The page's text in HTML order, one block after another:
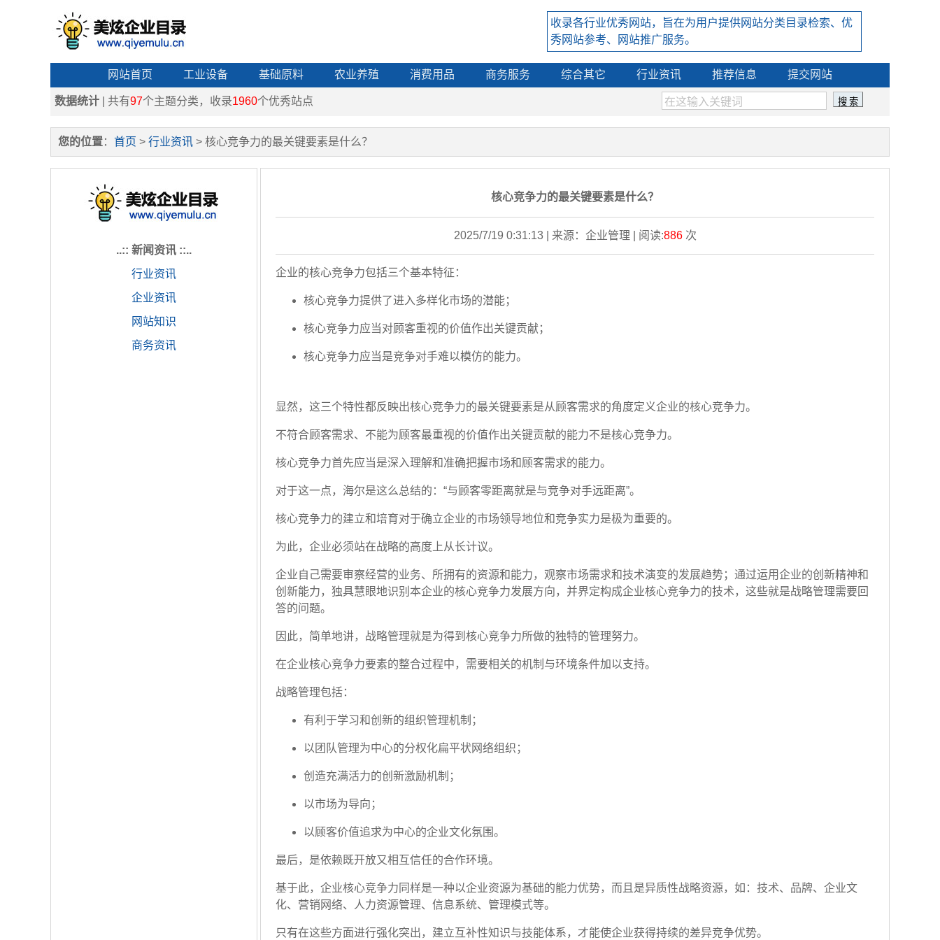
收录各行业优秀网站，旨在为用户提供网站分类目录检索、优
秀网站参考、网站推广服务。
网站首页 工业设备 基础原料 农业养殖 消费用品 商务服务 综合其它 行业资讯 推荐信息 提交网站
数据统计 | 共有97个主题分类，收录1960个优秀站点
您的位置： 首页 > 行业资讯 > 核心竞争力的最关键要素是什么？
..:: 新闻资讯 ::..
行业资讯
企业资讯
网站知识
商务资讯
核心竞争力的最关键要素是什么？
2025/7/19 0:31:13 | 来源：企业管理 | 阅读:886次
企业的核心竞争力包括三个基本特征：
核心竞争力提供了进入多样化市场的潜能；
核心竞争力应当对顾客重视的价值作出关键贡献；
核心竞争力应当是竞争对手难以模仿的能力。
显然，这三个特性都反映出核心竞争力的最关键要素是从顾客需求的角度定义企业的核心竞争力。
不符合顾客需求、不能为顾客最重视的价值作出关键贡献的能力不是核心竞争力。
核心竞争力首先应当是深入理解和准确把握市场和顾客需求的能力。
对于这一点，海尔是这么总结的：“与顾客零距离就是与竞争对手远距离”。
核心竞争力的建立和培育对于确立企业的市场领导地位和竞争实力是极为重要的。
为此，企业必须站在战略的高度上从长计议。
企业自己需要审察经营的业务、所拥有的资源和能力，观察市场需求和技术演变的发展趋势；通过运用企业的创新精神和
创新能力，独具慧眼地识别本企业的核心竞争力发展方向，并界定构成企业核心竞争力的技术，这些就是战略管理需要回
答的问题。
因此，简单地讲，战略管理就是为得到核心竞争力所做的独特的管理努力。
在企业核心竞争力要素的整合过程中，需要相关的机制与环境条件加以支持。
战略管理包括：
有利于学习和创新的组织管理机制；
以团队管理为中心的分权化扁平状网络组织；
创造充满活力的创新激励机制；
以市场为导向；
以顾客价值追求为中心的企业文化氛围。
最后，是依赖既开放又相互信任的合作环境。
基于此，企业核心竞争力同样是一种以企业资源为基础的能力优势，而且是异质性战略资源，如：技术、品牌、企业文
化、营销网络、人力资源管理、信息系统、管理模式等。
只有在这些方面进行强化突出，建立互补性知识与技能体系，才能使企业获得持续的差异竞争优势。